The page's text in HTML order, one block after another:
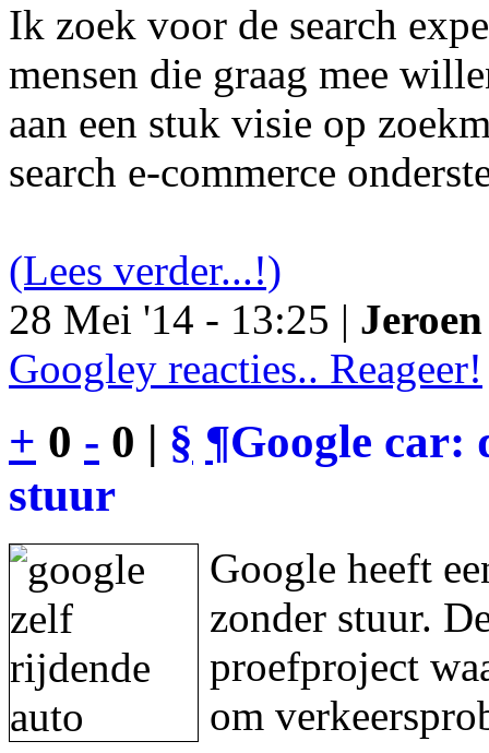
Ik zoek voor de search
mensen die graag mee
aan een stuk visie op
search e-commerce
(Lees verder...!)
28 Mei '14 - 13:25 |
Googley reacties.. Reageer!
+ 0 - 0 | § ¶Google car:
stuur
Google heeft
zonder stuur.
proefproject
om